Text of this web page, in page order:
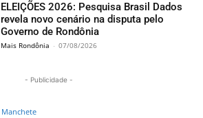
ELEIÇÕES 2026: Pesquisa Brasil Dados
revela novo cenário na disputa pelo
Governo de Rondônia
Mais Rondônia - 07/08/2026
- Publicidade -
Manchete